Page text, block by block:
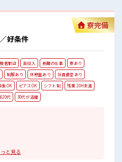
好条件
寮完備
者歓迎 高収入 長期の仕事
寮あり
制服あり 休憩室あり
社員食堂あり
髪OK ピアスOK シフト制
残業 20H未満
20代 30代が活躍
と見る